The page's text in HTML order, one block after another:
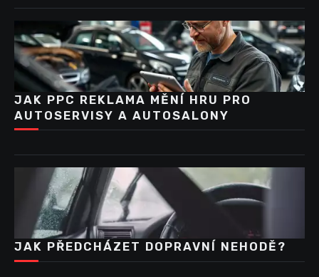
JAK PPC REKLAMA MĚNÍ HRU PRO
AUTOSERVISY A AUTOSALONY
JAK PŘEDCHÁZET DOPRAVNÍ NEHODĚ?